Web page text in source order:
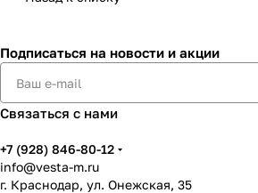
Подписаться на новости и акции
Связаться с нами
+7 (928) 846-80-12
info@vesta-m.ru
г. Краснодар, ул. Онежская, 35